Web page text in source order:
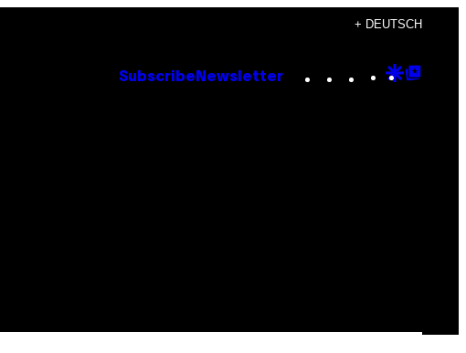
+ DEUTSCH
Subscribe Newsletter Instagram
TikTok
YouTube
Google